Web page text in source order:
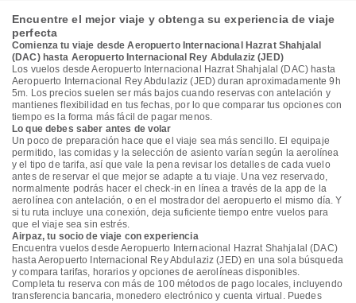
Encuentre el mejor viaje y obtenga su experiencia de viaje
perfecta
Comienza tu viaje desde Aeropuerto Internacional Hazrat Shahjalal
(DAC) hasta Aeropuerto Internacional Rey Abdulaziz (JED)
Los vuelos desde Aeropuerto Internacional Hazrat Shahjalal (DAC) hasta
Aeropuerto Internacional Rey Abdulaziz (JED) duran aproximadamente 9h
5m. Los precios suelen ser más bajos cuando reservas con antelación y
mantienes flexibilidad en tus fechas, por lo que comparar tus opciones con
tiempo es la forma más fácil de pagar menos.
Lo que debes saber antes de volar
Un poco de preparación hace que el viaje sea más sencillo. El equipaje
permitido, las comidas y la selección de asiento varían según la aerolínea
y el tipo de tarifa, así que vale la pena revisar los detalles de cada vuelo
antes de reservar el que mejor se adapte a tu viaje. Una vez reservado,
normalmente podrás hacer el check-in en línea a través de la app de la
aerolínea con antelación, o en el mostrador del aeropuerto el mismo día. Y
si tu ruta incluye una conexión, deja suficiente tiempo entre vuelos para
que el viaje sea sin estrés.
Airpaz, tu socio de viaje con experiencia
Encuentra vuelos desde Aeropuerto Internacional Hazrat Shahjalal (DAC)
hasta Aeropuerto Internacional Rey Abdulaziz (JED) en una sola búsqueda
y compara tarifas, horarios y opciones de aerolíneas disponibles.
Completa tu reserva con más de 100 métodos de pago locales, incluyendo
transferencia bancaria, monedero electrónico y cuenta virtual. Puedes